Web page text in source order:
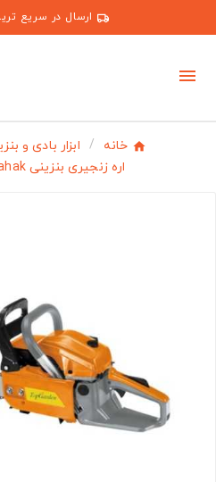
ارسال در سریع
خانه ابزار بادی و
اره زنجیری بنزینی Mahak مدل GCS-400